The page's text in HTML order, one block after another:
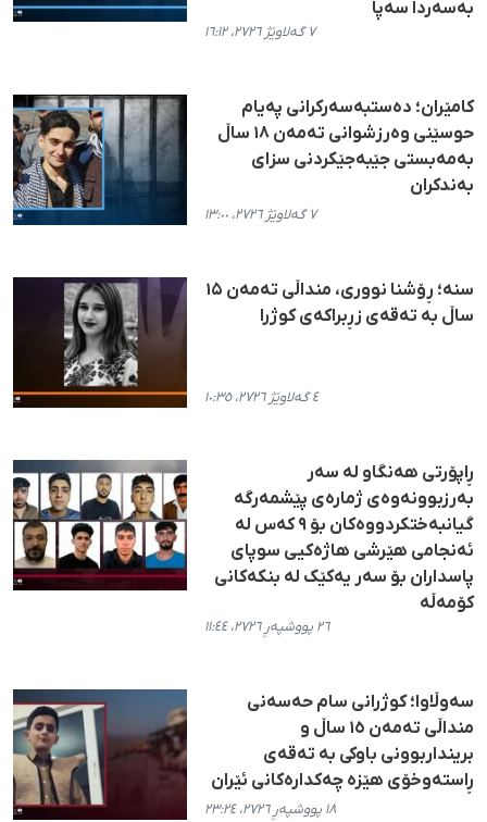
بەسەردا سەپا
٧ گەلاوێژ ٢٧٢٦، ١٦:١٢
کامێران؛ دەستبەسەرکرانی پەیام
حوسێنی وەرزشوانی تەمەن ۱۸ ساڵ
بەمەبستی جێبەجێکردنی سزای
بەندکران
٧ گەلاوێژ ٢٧٢٦، ١٣:٠٠
سنە؛ ڕۆشنا نووری، منداڵی تەمەن ۱۵
ساڵ بە تەقەی زڕبراکەی کوژرا
٤ گەلاوێژ ٢٧٢٦، ١٠:٣٥
ڕاپۆرتی هەنگاو لە سەر
بەرزبوونەوەی ژمارەی پێشمەرگە
گیانبەختکردووەکان بۆ ٩ کەس لە
ئەنجامی هێرشی هاژەکیی سوپای
پاسداران بۆ سەر یەکێک لە بنکەکانی
کۆمەڵە
٢٦ پووشپەڕ ٢٧٢٦، ١١:٤٤
سەوڵاوا؛ کوژرانی سام حەسەنی
منداڵی تەمەن ١٥ ساڵ و
برینداربوونی باوکی بە تەقەی
ڕاستەوخۆی هێزه چەکدارەکانی ئێران
١٨ پووشپەڕ ٢٧٢٦، ٢٣:٢٤